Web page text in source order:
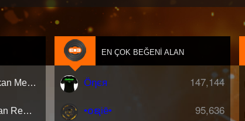
Aleyna Tilki - Yalan (Furkan Mengi & AUŞ Remix)[Extended Version]
Ati242 - Kör (Samet Koban Remix)
EN ÇOK BEĞENI ALAN
147,144
Öηєя
95,636
•໐ຊiē•